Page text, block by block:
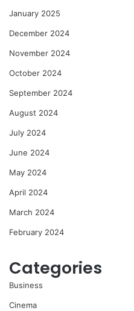
January 2025
December 2024
November 2024
October 2024
September 2024
August 2024
July 2024
June 2024
May 2024
April 2024
March 2024
February 2024
Categories
Business
Cinema